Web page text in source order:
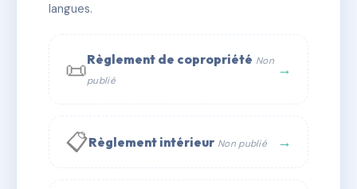
📞 Contacter Syndic Digital 💬 WhatsApp
✉ Email
langues.
📜Règlement de copropriété Non
publié
→
📋Règlement intérieur Non publié →